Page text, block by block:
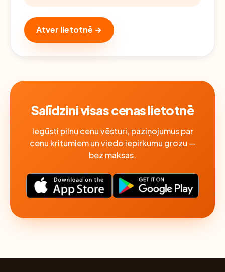
Atver lietotnē →
Salīdzini visas cenas lietotnē
Iegūsti pilnu cenu vēsturi, paziņojumus par
cenu kritumiem un viedo iepirkumu grozu —
bez maksas.